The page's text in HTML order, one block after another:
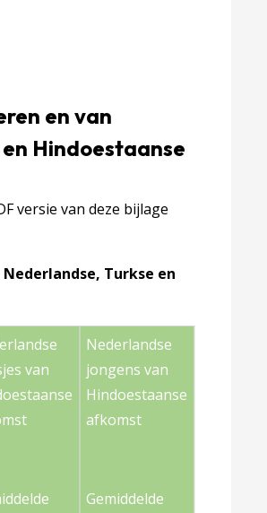
en van
Hindoestaanse
versie van deze bijlage
Turkse en
van
Nederlandse
jongens van
Hindoestaanse
afkomst
Gemiddelde